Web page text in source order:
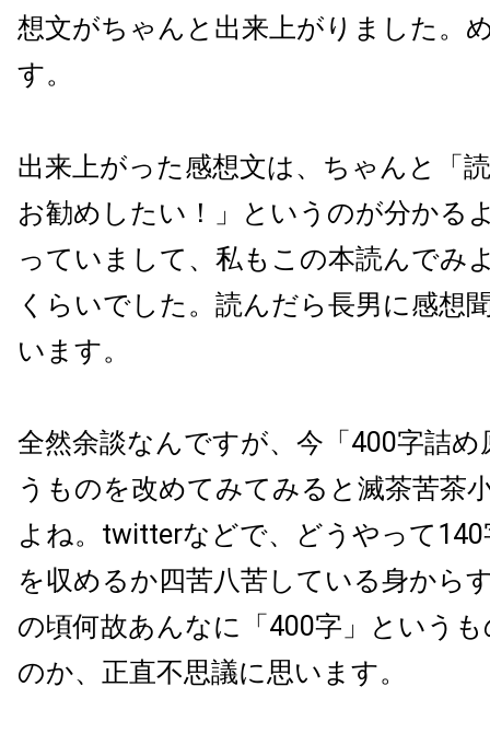
想文がちゃんと出来上がりました。
す。
出来上がった感想文は、ちゃんと「
お勧めしたい！」というのが分かる
っていまして、私もこの本読んでみ
くらいでした。読んだら長男に感想
います。
全然余談なんですが、今「400字詰め
うものを改めてみてみると滅茶苦茶
よね。twitterなどで、どうやって
を収めるか四苦八苦している身から
の頃何故あんなに「400字」という
のか、正直不思議に思います。